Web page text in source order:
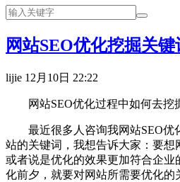
网站SEO优化挖掘关键
lijie 12月10日 22:22
网站SEO优化过程中如何去挖
最近很多人咨询我网站SEO优
站的关键词，我想告诉大家：要想
或者说是优化的效果更加符合企
化前夕，就要对网站所需要优化的